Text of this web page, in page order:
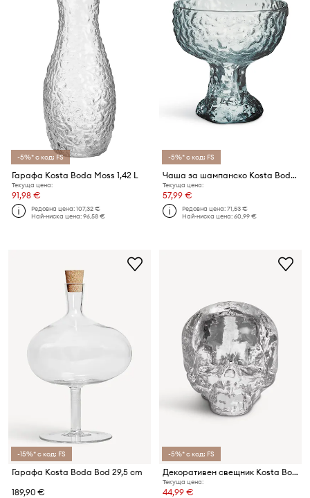
-5%* с код: FS
Гарафа Kosta Boda Moss 1,42 L
Текуща цена:
91,98 €
Редовна цена:107,32 €
Най-ниска цена:96,58 €
-5%* с код: FS
Чаша за шампанско Kosta Boda Moss 350 ml
Текуща цена:
57,99 €
Редовна цена:71,53 €
Най-ниска цена:60,99 €
-15%* с код: FS
Гарафа Kosta Boda Bod 29,5 cm
189,90 €
-5%* с код: FS
Декоративен свещник Kosta Boda Still life 8,5 cm
Текуща цена:
44,99 €